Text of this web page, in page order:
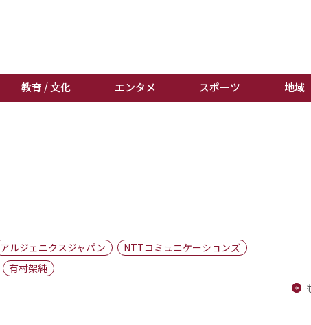
教育 / 文化 エンタメ スポーツ 地域
地域
キーパーソン
棋王戦
アルジェニクスジャパン
NTTコミュニケーションズ
有村架純